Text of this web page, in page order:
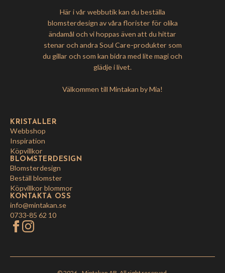
Här i vår webbutik kan du beställa
blomsterdesign av våra florister för olika
ändamål och vi hoppas även att du hittar
stenar och andra Soul Care-produkter som
du gillar och som kan bidra med lite magi och
glädje i livet.
Välkommen till Mintakan by Mia!
KRISTALLER
Webbshop
Inspiration
Köpvillkor
BLOMSTERDESIGN
Blomsterdesign
Beställ blomster
Köpvillkor blommor
KONTAKTA OSS
info@mintakan.se
0733-85 62 10